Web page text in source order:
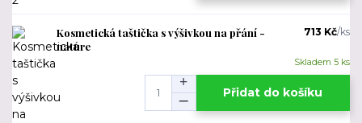
Kosmetická taštička s výšivkou na přání -
nature
713 Kč/ks
Skladem 5 ks
Přidat do košíku